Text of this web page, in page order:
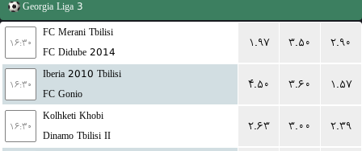
Georgia Liga 3
۱۶:۳۰
FC Merani Tbilisi
FC Didube 2014
۱.۹۷ ۳.۵۰ ۲.۹۰
۱۶:۳۰
Iberia 2010 Tbilisi
FC Gonio
۴.۵۰ ۳.۶۰ ۱.۵۷
۱۶:۳۰
Kolhketi Khobi
Dinamo Tbilisi II
۲.۶۳ ۳.۰۰ ۲.۳۹